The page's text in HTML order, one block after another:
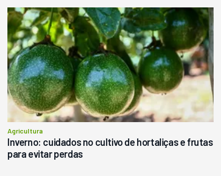
Agricultura
Inverno: cuidados no cultivo de hortaliças e frutas
para evitar perdas